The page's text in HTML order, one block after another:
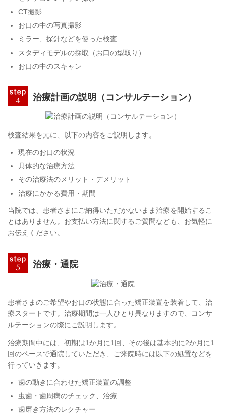
CT撮影
お口の中の写真撮影
ミラー、探針などを使った検査
スタディモデルの採取（お口の型取り）
お口の中のスキャン
治療計画の説明（コンサルテーション）
検査結果を元に、以下の内容をご説明します。
現在のお口の状況
具体的な治療方法
その治療法のメリット・デメリット
治療にかかる費用・期間
当院では、患者さまにご納得いただかないまま治療を開始するこ
とはありません。お支払い方法に関するご質問なども、お気軽に
お伝えください。
治療・通院
患者さまのご希望やお口の状態に合った矯正装置を装着して、治
療スタートです。治療期間は一人ひとり異なりますので、コンサ
ルテーションの際にご説明します。
治療期間中には、初期は1か月に1回、その後は基本的に2か月に1
回のペースで通院していただき、ご来院時には以下の処置などを
行っていきます。
歯の動きに合わせた矯正装置の調整
虫歯・歯周病のチェック、治療
歯磨き方法のレクチャー